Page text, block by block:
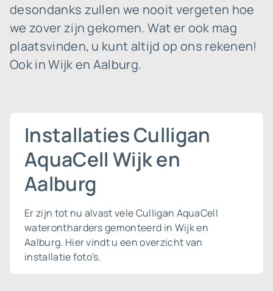
desondanks zullen we nooit vergeten hoe
we zover zijn gekomen. Wat er ook mag
plaatsvinden, u kunt altijd op ons rekenen!
Ook in Wijk en Aalburg.
Installaties Culligan
AquaCell Wijk en
Aalburg
Er zijn tot nu alvast vele Culligan AquaCell
waterontharders gemonteerd in Wijk en
Aalburg. Hier vindt u een overzicht van
installatie foto's.